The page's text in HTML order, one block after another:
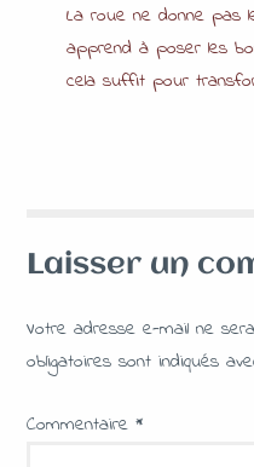
La roue ne donne pas
apprend à poser les
cela suffit pour
Laisser un
Votre adresse e-mail ne
obligatoires sont indiqués
Commentaire*